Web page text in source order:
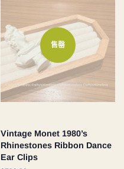
售罄
Vintage Monet 1980’s
Rhinestones Ribbon Dance
Ear Clips